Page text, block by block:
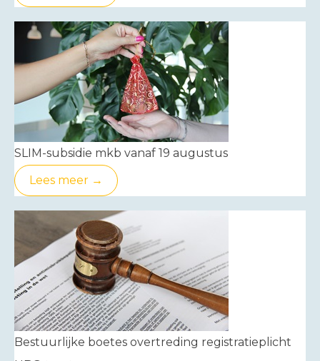
SLIM-subsidie mkb vanaf 19 augustus
Lees meer →
Bestuurlijke boetes overtreding registratieplicht